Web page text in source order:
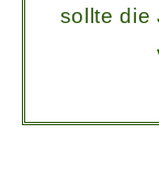
sollte die